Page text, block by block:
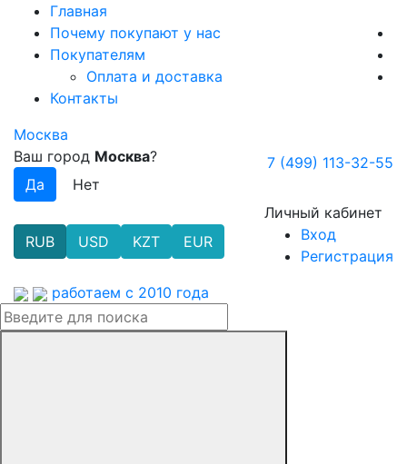
Главная
Почему покупают у нас
Покупателям
Оплата и доставка
Контакты
Москва
Ваш город Москва? 7 (499) 113-32-55
RUB USD KZT EUR
Личный кабинет
Вход
Регистрация
работаем с 2010 года